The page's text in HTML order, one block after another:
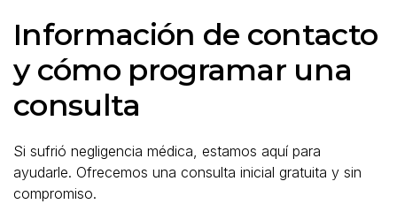
Información de contacto
y cómo programar una
consulta
Si sufrió negligencia médica, estamos aquí para
ayudarle. Ofrecemos una consulta inicial gratuita y sin
compromiso.